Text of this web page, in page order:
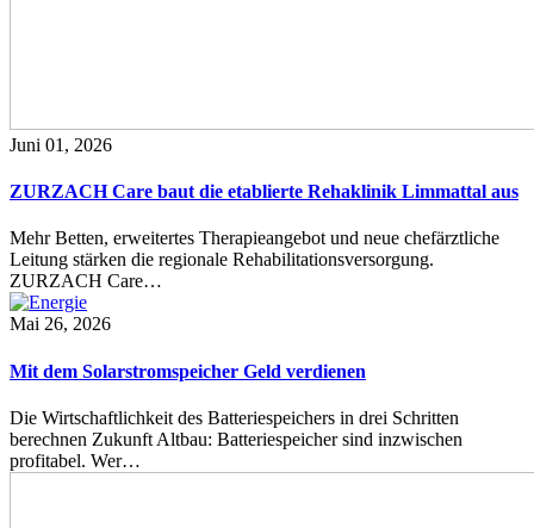
Juni 01, 2026
ZURZACH Care baut die etablierte Rehaklinik Limmattal aus
Mehr Betten, erweitertes Therapieangebot und neue chefärztliche
Leitung stärken die regionale Rehabilitationsversorgung.
ZURZACH Care…
Mai 26, 2026
Mit dem Solarstromspeicher Geld verdienen
Die Wirtschaftlichkeit des Batteriespeichers in drei Schritten
berechnen Zukunft Altbau: Batteriespeicher sind inzwischen
profitabel. Wer…